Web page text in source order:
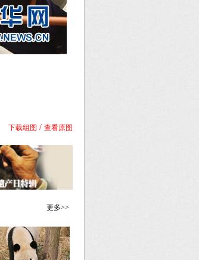
下载组图 / 查看原图